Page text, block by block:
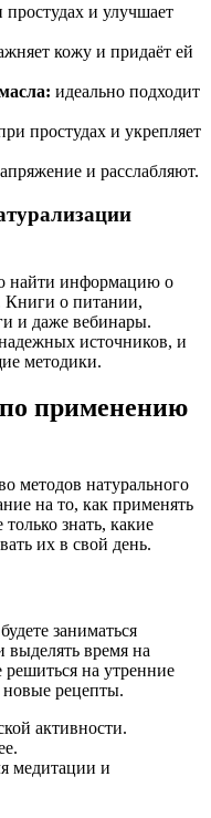
простудах и улучшает
кожу и придаёт ей
идеально подходит
простудах и укрепляет
и расслабляют.
найти информацию о
Книги о питании,
и даже вебинары.
источников, и
методики.
применению
методов натурального
на то, как применять
знать, какие
их в свой день.
заниматься
выделять время на
на утренние
рецепты.
активности.
медитации и